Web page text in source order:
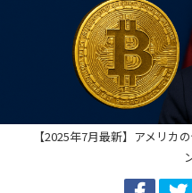
【2025年7月最新】アメリカ